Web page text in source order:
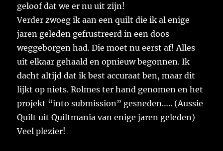
geloof dat we er nu uit zijn!
Verder zwoeg ik aan een quilt die ik al enige
jaren geleden gefrustreerd in een doos
weggeborgen had. Die moet nu eerst af! Alles
uit elkaar gehaald en opnieuw begonnen. Ik
dacht altijd dat ik best accuraat ben, maar dit
lijkt op niets. Rolmes ter hand genomen en het
projekt “into submission” gesneden….. (Aussie
Quilt uit Quiltmania van enige jaren geleden)
Veel plezier!